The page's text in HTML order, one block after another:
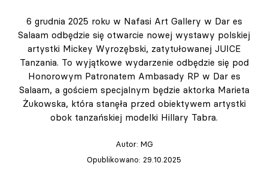
6 grudnia 2025 roku w Nafasi Art Gallery w Dar es
Salaam odbędzie się otwarcie nowej wystawy polskiej
artystki Mickey Wyrozębski, zatytułowanej JUICE
Tanzania. To wyjątkowe wydarzenie odbędzie się pod
Honorowym Patronatem Ambasady RP w Dar es
Salaam, a gościem specjalnym będzie aktorka Marieta
Żukowska, która stanęła przed obiektywem artystki
obok tanzańskiej modelki Hillary Tabra.
Autor: MG
Opublikowano: 29.10.2025